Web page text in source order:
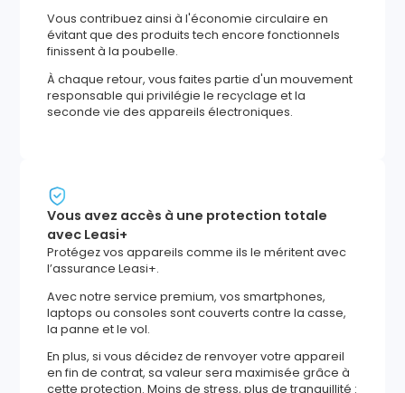
Vous contribuez ainsi à l'économie circulaire en
évitant que des produits tech encore fonctionnels
finissent à la poubelle.
À chaque retour, vous faites partie d'un mouvement
responsable qui privilégie le recyclage et la
seconde vie des appareils électroniques.
Vous avez accès à une protection totale
avec Leasi+
Protégez vos appareils comme ils le méritent avec
l’assurance Leasi+.
Avec notre service premium, vos smartphones,
laptops ou consoles sont couverts contre la casse,
la panne et le vol.
En plus, si vous décidez de renvoyer votre appareil
en fin de contrat, sa valeur sera maximisée grâce à
cette protection. Moins de stress, plus de tranquillité :